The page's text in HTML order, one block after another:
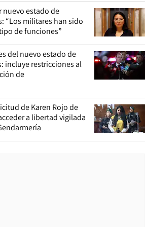
nuevo estado de
“Los militares han sido
de funciones”
del nuevo estado de
incluye restricciones al
de
de Karen Rojo de
a libertad vigilada